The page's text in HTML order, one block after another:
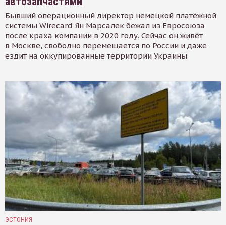
Бывший операционный директор немецкой платёжной
системы Wirecard Ян Марсалек бежал из Евросоюза
после краха компании в 2020 году. Сейчас он живёт
в Москве, свободно перемещается по России и даже
ездит на оккупированные территории Украины
ЭСТОНИЯ